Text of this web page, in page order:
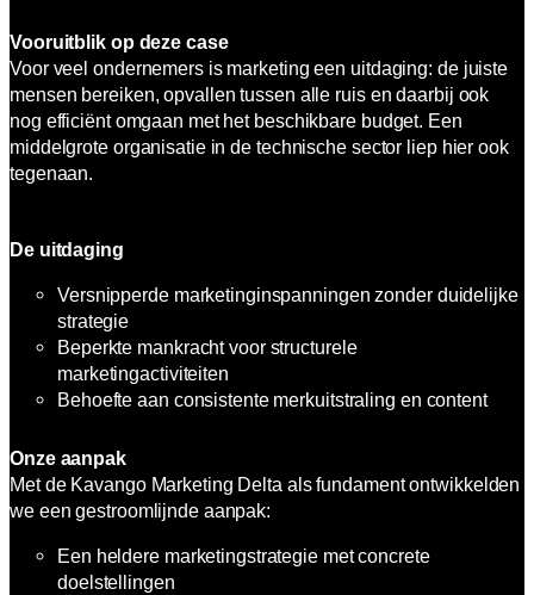
Vooruitblik op deze case
Voor veel ondernemers is marketing een uitdaging: de juiste
mensen bereiken, opvallen tussen alle ruis en daarbij ook
nog efficiënt omgaan met het beschikbare budget. Een
middelgrote organisatie in de technische sector liep hier ook
tegenaan.
De uitdaging
Versnipperde marketinginspanningen zonder duidelijke
strategie
Beperkte mankracht voor structurele
marketingactiviteiten
Behoefte aan consistente merkuitstraling en content
Onze aanpak
Met de Kavango Marketing Delta als fundament ontwikkelden
we een gestroomlijnde aanpak:
Een heldere marketingstrategie met concrete
doelstellingen